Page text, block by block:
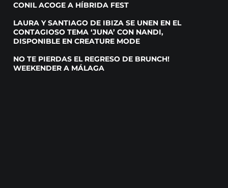
CONIL ACOGE A HÍBRIDA FEST
LAURA Y SANTIAGO DE IBIZA SE UNEN EN EL
CONTAGIOSO TEMA ‘JUNA’ CON NANDI,
DISPONIBLE EN CREATURE MODE
NO TE PIERDAS EL REGRESO DE BRUNCH!
WEEKENDER A MÁLAGA